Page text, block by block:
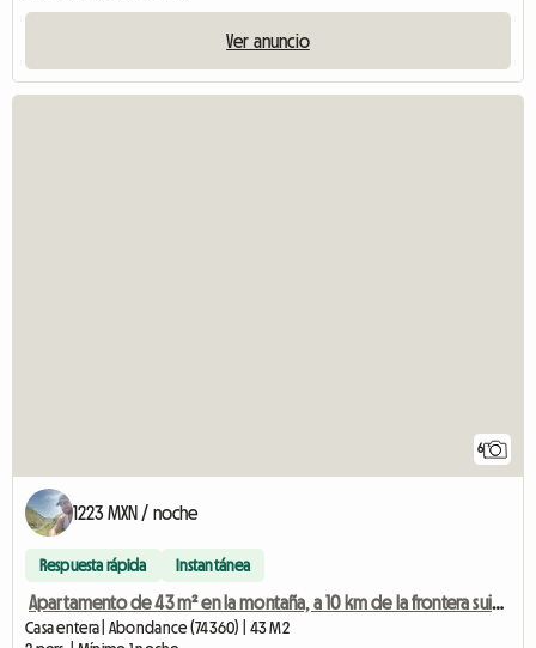
Ver anuncio
6
1223 MXN / noche
Respuesta rápida Instantánea
Apartamento de 43 m² en la montaña, a 10 km de la frontera suiza.
Casa entera | Abondance (74360) | 43 M2